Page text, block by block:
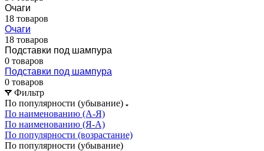
Очаги
18 товаров
Очаги
18 товаров
Подставки под шампура
0 товаров
Подставки под шампура
0 товаров
Фильтр
По популярности (убывание)
По наименованию (А-Я)
По наименованию (Я-А)
По популярности (возрастание)
По популярности (убывание)